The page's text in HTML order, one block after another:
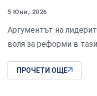
5 Юни, 2026
Аргументът на
воля за реформи в
ПРОЧЕТИ ОЩЕ